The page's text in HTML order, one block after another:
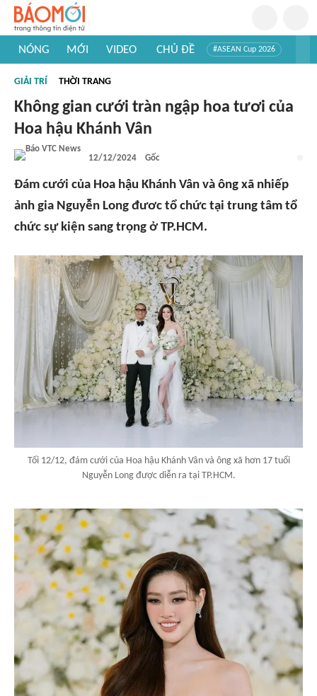
NÓNG MỚI VIDEO CHỦ ĐỀ #ASEAN Cup 2026
#Khám phá thế giới
GIẢI TRÍ THỜI TRANG
Không gian cưới tràn ngập hoa tươi của
Hoa hậu Khánh Vân
12/12/2024 Gốc
Đám cưới của Hoa hậu Khánh Vân và ông xã nhiếp
ảnh gia Nguyễn Long đươc tổ chức tại trung tâm tổ
chức sự kiện sang trọng ở TP.HCM.
Tối 12/12, đám cưới của Hoa hậu Khánh Vân và ông xã hơn 17 tuổi
Nguyễn Long được diễn ra tại TP.HCM.